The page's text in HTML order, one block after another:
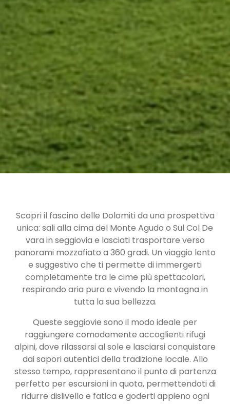
Scopri il fascino delle Dolomiti da una prospettiva
unica: sali alla cima del Monte Agudo o Sul Col De
vara in seggiovia e lasciati trasportare verso
panorami mozzafiato a 360 gradi. Un viaggio lento
e suggestivo che ti permette di immergerti
completamente tra le cime più spettacolari,
respirando aria pura e vivendo la montagna in
tutta la sua bellezza.
Queste seggiovie sono il modo ideale per
raggiungere comodamente accoglienti rifugi
alpini, dove rilassarsi al sole e lasciarsi conquistare
dai sapori autentici della tradizione locale. Allo
stesso tempo, rappresentano il punto di partenza
perfetto per escursioni in quota, permettendoti di
ridurre dislivello e fatica e goderti appieno ogni